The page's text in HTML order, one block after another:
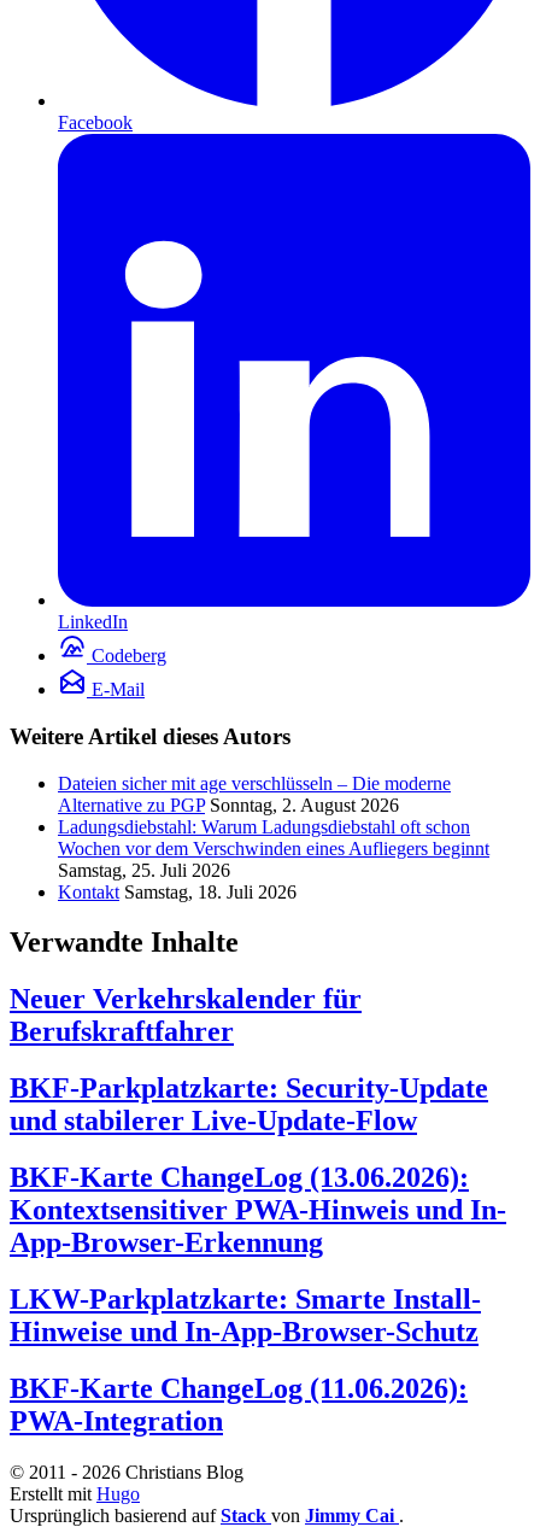
Facebook
LinkedIn
Codeberg
E-Mail
Weitere Artikel dieses Autors
Dateien sicher mit age verschlüsseln – Die moderne
Alternative zu PGP Sonntag, 2. August 2026
Ladungsdiebstahl: Warum Ladungsdiebstahl oft schon
Wochen vor dem Verschwinden eines Aufliegers beginnt
Samstag, 25. Juli 2026
Kontakt Samstag, 18. Juli 2026
Verwandte Inhalte
Neuer Verkehrskalender für
Berufskraftfahrer
BKF-Parkplatzkarte: Security-Update
und stabilerer Live-Update-Flow
BKF-Karte ChangeLog (13.06.2026):
Kontextsensitiver PWA-Hinweis und In-
App-Browser-Erkennung
LKW-Parkplatzkarte: Smarte Install-
Hinweise und In-App-Browser-Schutz
BKF-Karte ChangeLog (11.06.2026):
PWA-Integration
© 2011 - 2026 Christians Blog
Erstellt mit Hugo
Ursprünglich basierend aufStack von Jimmy Cai .